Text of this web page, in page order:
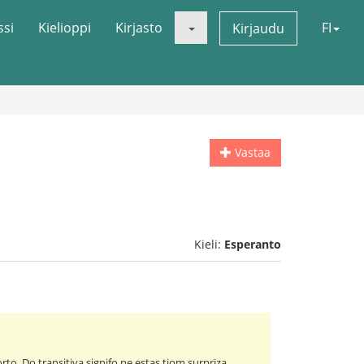
Kielioppi Kirjasto Kirjaudu FI
Vastaa
Kieli: Esperanto